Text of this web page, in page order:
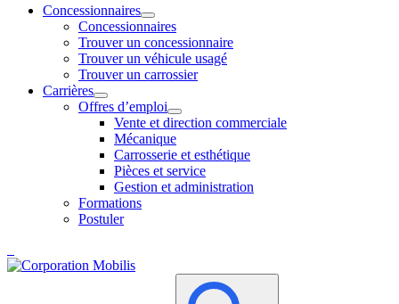
Concessionnaires
Concessionnaires
Trouver un concessionnaire
Trouver un véhicule usagé
Trouver un carrossier
Carrières
Offres d’emploi
Vente et direction commerciale
Mécanique
Carrosserie et esthétique
Pièces et service
Gestion et administration
Formations
Postuler